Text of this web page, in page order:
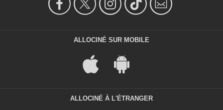
ALLOCINÉ SUR MOBILE
ALLOCINÉ À L'ÉTRANGER